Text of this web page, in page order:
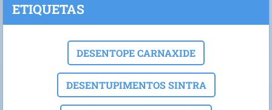
ETIQUETAS
DESENTOPE CARNAXIDE
DESENTUPIMENTOS SINTRA